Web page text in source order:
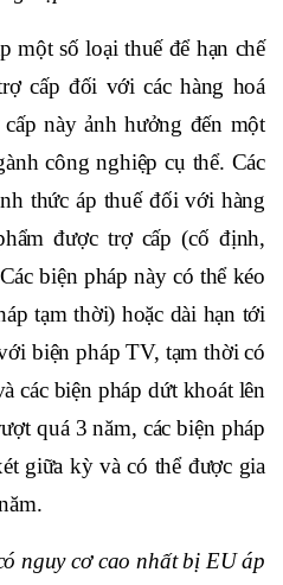
số loại thuế để hạn chế
cấp đối với các hàng hoá
này ảnh hưởng đến một
công nghiệp cụ thể. Các
thức áp thuế đối với hàng
được trợ cấp (cố định,
biện pháp này có thể kéo
tạm thời) hoặc dài hạn tới
biện pháp TV, tạm thời có
các biện pháp dứt khoát lên
quá 3 năm, các biện pháp
giữa kỳ và có thể được gia
nguy cơ cao nhất bị EU áp